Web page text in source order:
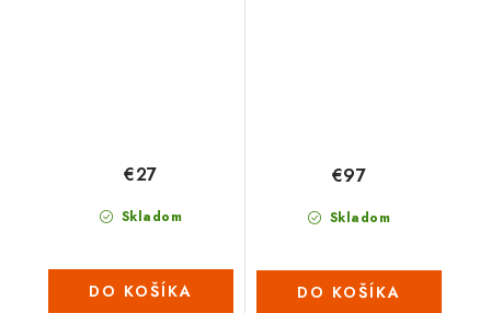
Skladom
€27
DO KOŠÍKA
Skladom
€97
DO KOŠÍKA